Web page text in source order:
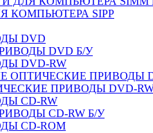
КОМПЬЮТЕРА SIPP
DVD
DVD Б/У
DVD-RW
ПРИВОДЫ
ПРИВОДЫ DVD-
CD-RW
CD-RW Б/У
CD-ROM